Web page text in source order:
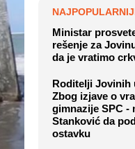
Ministar
rešenje za
da je vratimo
Roditelji Jovinih
Zbog izjave o
gimnazije SPC -
Stanković da
ostavku